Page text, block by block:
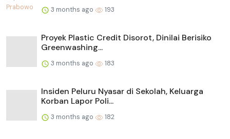
3 months ago 193
Proyek Plastic Credit Disorot, Dinilai Berisiko
Greenwashing...
3 months ago 183
Insiden Peluru Nyasar di Sekolah, Keluarga
Korban Lapor Poli...
3 months ago 182